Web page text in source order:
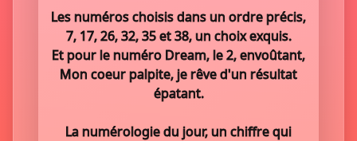
Les numéros choisis dans un ordre précis,
7, 17, 26, 32, 35 et 38, un choix exquis.
Et pour le numéro Dream, le 2, envoûtant,
Mon coeur palpite, je rêve d'un résultat
épatant.
La numérologie du jour, un chiffre qui